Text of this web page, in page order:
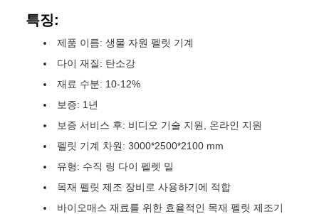
특징:
제품 이름: 생물 자원 펠릿 기계
다이 재질: 탄소강
재료 수분: 10-12%
보증: 1년
보증 서비스 후: 비디오 기술 지원, 온라인 지원
펠릿 기계 차원: 3000*2500*2100 mm
유형: 수직 링 다이 펠렛 밀
목재 펠릿 제조 장비로 사용하기에 적합
바이오매스 재료를 위한 효율적인 목재 펠릿 제조기